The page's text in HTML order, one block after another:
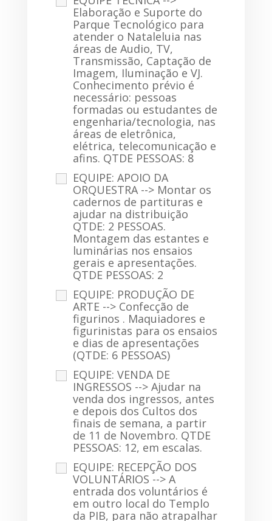
Elaboração e Suporte do
Parque Tecnológico para
atender o Nataleluia nas
áreas de Audio, TV,
Transmissão, Captação de
Imagem, Iluminação e VJ.
Conhecimento prévio é
necessário: pessoas
formadas ou estudantes de
engenharia/tecnologia, nas
áreas de eletrônica,
elétrica, telecomunicação e
afins. QTDE PESSOAS: 8
EQUIPE: APOIO DA
ORQUESTRA --> Montar os
cadernos de partituras e
ajudar na distribuição
QTDE: 2 PESSOAS.
Montagem das estantes e
luminárias nos ensaios
gerais e apresentações.
QTDE PESSOAS: 2
EQUIPE: PRODUÇÃO DE
ARTE --> Confecção de
figurinos . Maquiadores e
figurinistas para os ensaios
e dias de apresentações
(QTDE: 6 PESSOAS)
EQUIPE: VENDA DE
INGRESSOS --> Ajudar na
venda dos ingressos, antes
e depois dos Cultos dos
finais de semana, a partir
de 11 de Novembro. QTDE
PESSOAS: 12, em escalas.
EQUIPE: RECEPÇÃO DOS
VOLUNTÁRIOS --> A
entrada dos voluntários é
em outro local do Templo
da PIB, para não atrapalhar